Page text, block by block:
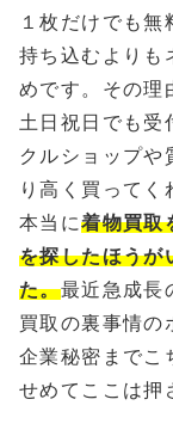
１枚だけでも
持ち込むよりも
めです。その理
土日祝日でも受
クルショップや
り高く買ってく
本当に着物買取
を探したほうが
た。最近急成長
買取の裏事情の
企業秘密までこ
せめてここは押